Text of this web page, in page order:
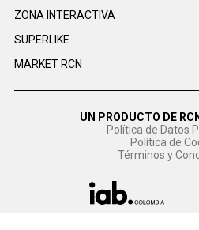
ZONA INTERACTIVA
SUPERLIKE
MARKET RCN
UN PRODUCTO DE
Política de Datos
Política de
Términos y